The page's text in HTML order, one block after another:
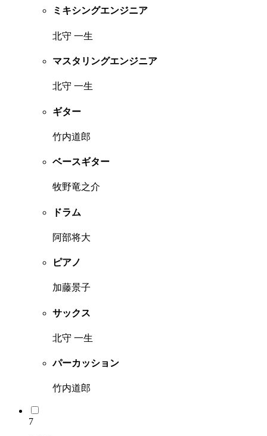
ミキシングエンジニア
北守 一生
マスタリングエンジニア
北守 一生
ギター
竹内道郎
ベースギター
牧野竜之介
ドラム
阿部将大
ピアノ
加藤景子
サックス
北守 一生
パーカッション
竹内道郎
7